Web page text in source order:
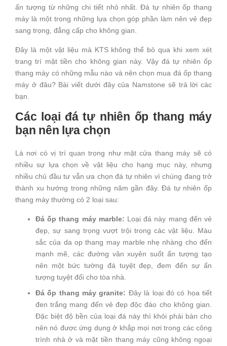
ấn tượng từ những chi tiết nhỏ nhất. Đá tự nhiên ốp thang
máy là một trong những lựa chọn góp phần làm nên vẻ đẹp
sang trọng, đẳng cấp cho không gian.
Đây là một vật liệu mà KTS không thể bỏ qua khi xem xét
trang trí mặt tiền cho không gian này. Vậy đá tự nhiên ốp
thang máy có những mẫu nào và nên chọn mua đá ốp thang
máy ở đâu? Bài viết dưới đây của Namstone sẽ trả lời các
bạn.
Các loại đá tự nhiên ốp thang máy
bạn nên lựa chọn
Là nơi có vị trí quan trọng như mặt cửa thang máy sẽ có
nhiều sự lựa chọn về vật liệu cho hạng mục này, nhưng
nhiều chủ đầu tư vẫn ưa chọn đá tự nhiên vì chúng đang trở
thành xu hướng trong những năm gần đây. Đá tự nhiên ốp
thang máy thường có 2 loại sau:
Đá ốp thang máy marble: Loại đá này mang đến vẻ
đẹp, sự sang trọng vượt trội trong các vật liệu. Màu
sắc của da op thang may marble nhẹ nhàng cho đến
mạnh mẽ, các đường vân xuyên suốt ấn tượng tạo
nên một bức tường đá tuyệt đẹp, đem đến sự ấn
tượng tuyệt đối cho tòa nhà.
Đá ốp thang máy granite: Đây là loại đó có họa tiết
đen trắng mang đến vẻ đẹp độc đáo cho không gian.
Đặc biệt độ bền của loại đá này thì khỏi phải bàn cho
nên nó được ứng dụng ở khắp mọi nơi trong các công
trình nhà ở và mặt tiền thang máy cũng không ngoại